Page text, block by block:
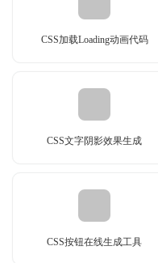
CSS加载Loading动画代码
CSS文字阴影效果生成
CSS按钮在线生成工具